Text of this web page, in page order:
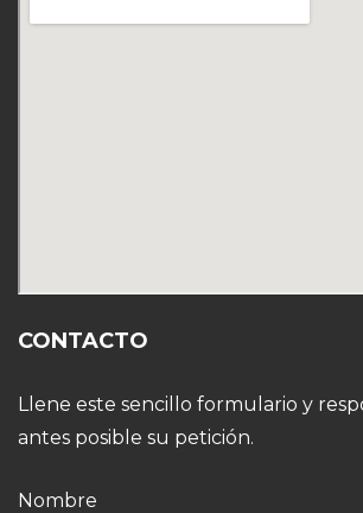
CONTACTO
Llene este sencillo formulario y
antes posible su petición.
Nombre